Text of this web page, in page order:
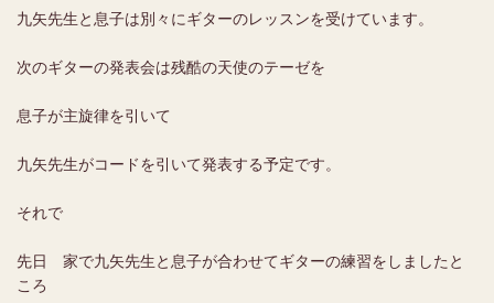
九矢先生と息子は別々にギターのレッスンを受けています。
次のギターの発表会は残酷の天使のテーゼを
息子が主旋律を引いて
九矢先生がコードを引いて発表する予定です。
それで
先日 家で九矢先生と息子が合わせてギターの練習をしましたと
ころ